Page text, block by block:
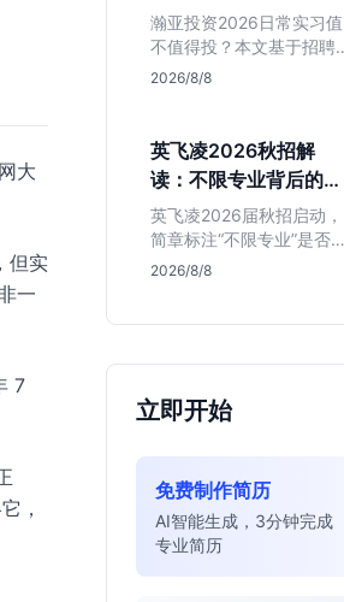
大
但实
一
7
，
还是坑？
瀚亚投资2026日常实习值
不值得投？本文基于招聘
简章分析：业务聚焦金融
需上海高含金量实习证
明、想接触真实资金流向
的金融生，不适合追求稳
定留用的同学。
2026/8/8
英飞凌2026秋招解
读：不限专业背后的门
槛与机会
英飞凌2026届秋招启动，
简章标注“不限专业”是否可
信？本文基于招聘简章，
断是否值得投入。
2026/8/8
立即开始
免费制作简历
AI智能生成，3分钟完成
专业简历